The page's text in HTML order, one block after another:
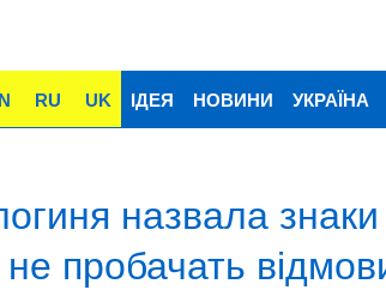
RU UK ІДЕЯ НОВИНИ УКРАЇНА
назвала знаки
не пробачать